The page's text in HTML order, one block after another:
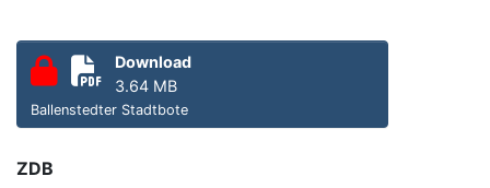
Download
3.64 MB
Ballenstedter Stadtbote
ZDB